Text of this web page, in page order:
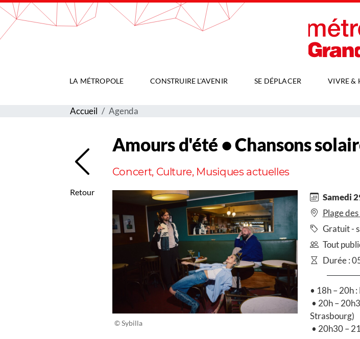
Gestion de vos préférences sur les cookies
LA MÉTROPOLE CONSTRUIRE L'AVENIR SE DÉPLACER VIVRE &
Accueil Agenda
Retour
Amours d'été • Chansons
Concert, Culture, Musiques actuelles
© Sybilla
Samedi
Plage
Gratuit -
Tout
Durée :
• 18h – 20h
• 20h –
Strasbourg)
• 20h30 –